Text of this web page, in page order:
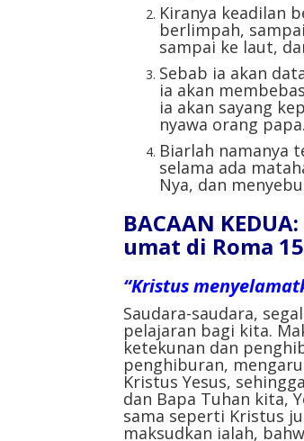
Kiranya keadilan
berlimpah,
sampai ke laut,
Sebab ia akan
ia akan
ia akan sayang
nyawa orang papa.
Biarlah namanya
selama ada
Nya, dan
BACAAN
umat di Roma
“Kristus
Saudara-saudara,
pelajaran bagi kita.
ketekunan dan
penghiburan,
Kristus Yesus,
dan Bapa Tuhan kita,
sama seperti Kristus
maksudkan ialah,